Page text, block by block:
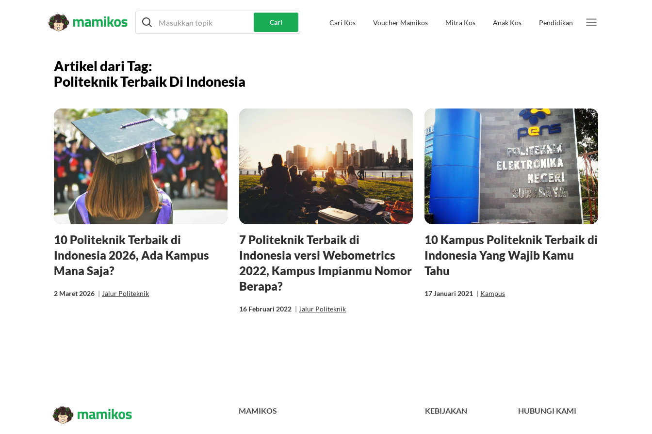
Cari Cari Kos Voucher Mamikos Mitra Kos Anak Kos Pendidikan
Artikel dari Tag:
Politeknik Terbaik Di Indonesia
10 Politeknik Terbaik di
Indonesia 2026, Ada Kampus
Mana Saja?
2 Maret 2026 | Jalur Politeknik
7 Politeknik Terbaik di
Indonesia versi Webometrics
2022, Kampus Impianmu Nomor
Berapa?
16 Februari 2022 | Jalur Politeknik
10 Kampus Politeknik Terbaik di
Indonesia Yang Wajib Kamu
Tahu
17 Januari 2021 | Kampus
MAMIKOS KEBIJAKAN HUBUNGI KAMI